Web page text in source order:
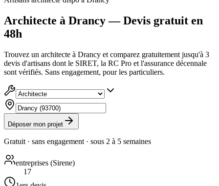
Architecte à Drancy — Devis gratuit en
48h
Trouvez un architecte à Drancy et comparez gratuitement jusqu'à 3
devis d'artisans dont le SIRET, la RC Pro et l'assurance décennale
sont vérifiés. Sans engagement, pour les particuliers.
Déposer mon projet
Gratuit · sans engagement · sous 2 à 5 semaines
entreprises (Sirene)
17